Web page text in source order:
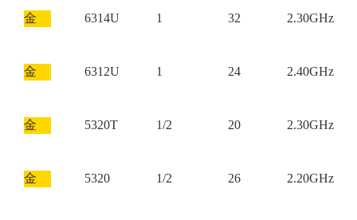
金 6314U 1 32 2.30GHz
金 6312U 1 24 2.40GHz
金 5320T 1/2 20 2.30GHz
金 5320 1/2 26 2.20GHz